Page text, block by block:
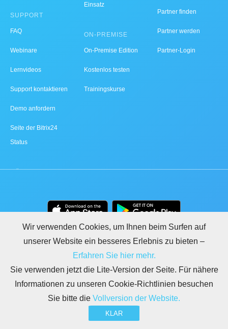
SUPPORT
FAQ
Webinare
Lernvideos
Support kontaktieren
Demo anfordern
Seite der Bitrix24
Status
Einsatz
ON-PREMISE
On-Premise Edition
Kostenlos testen
Trainingskurse
Partner finden
Partner werden
Partner-Login
NUTZUNGSBEDINGUNGEN DATENSCHUTZ DSGVO
SICHERHEIT
REGELN FÜR BITRIX24.WEBSITES
Wir verwenden Cookies, um Ihnen beim Surfen auf
unserer Website ein besseres Erlebnis zu bieten –
Erfahren Sie hier mehr.
Sie verwenden jetzt die Lite-Version der Seite. Für nähere
Informationen zu unseren Cookie-Richtlinien besuchen
Sie bitte die Vollversion der Website.
KLAR